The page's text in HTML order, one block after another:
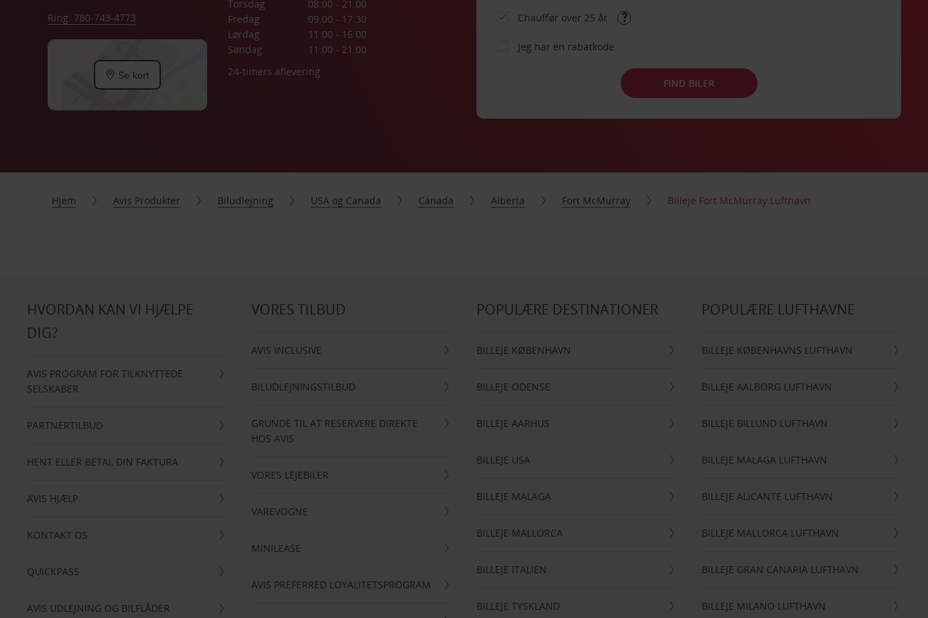
Ring: 780-743-4773
Se kort
Torsdag
08:00 - 21:00
Fredag
09:00 - 17:30
Lørdag
11:00 - 16:00
Søndag
11:00 - 21:00
24-timers aflevering
Chauffør over 25 år
Jeg har en rabatkode
FIND BILER
Hjem Avis Produkter Biludlejning USA og Canada Canada Alberta Fort McMurray Billeje Fort McMurray Lufthavn
HVORDAN KAN VI HJÆLPE
DIG?
AVIS PROGRAM FOR TILKNYTTEDE
SELSKABER
PARTNERTILBUD
HENT ELLER BETAL DIN FAKTURA
AVIS HJÆLP
KONTAKT OS
QUICKPASS
AVIS UDLEJNING OG BILFLÅDER
VORES TILBUD
AVIS INCLUSIVE
BILUDLEJNINGSTILBUD
GRUNDE TIL AT RESERVERE DIREKTE
HOS AVIS
VORES LEJEBILER
VAREVOGNE
MINILEASE
AVIS PREFERRED LOYALITETSPROGRAM
POPULÆRE DESTINATIONER
BILLEJE KØBENHAVN
BILLEJE ODENSE
BILLEJE AARHUS
BILLEJE USA
BILLEJE MALAGA
BILLEJE MALLORCA
BILLEJE ITALIEN
BILLEJE TYSKLAND
POPULÆRE LUFTHAVNE
BILLEJE KØBENHAVNS LUFTHAVN
BILLEJE AALBORG LUFTHAVN
BILLEJE BILLUND LUFTHAVN
BILLEJE MALAGA LUFTHAVN
BILLEJE ALICANTE LUFTHAVN
BILLEJE MALLORCA LUFTHAVN
BILLEJE GRAN CANARIA LUFTHAVN
BILLEJE MILANO LUFTHAVN